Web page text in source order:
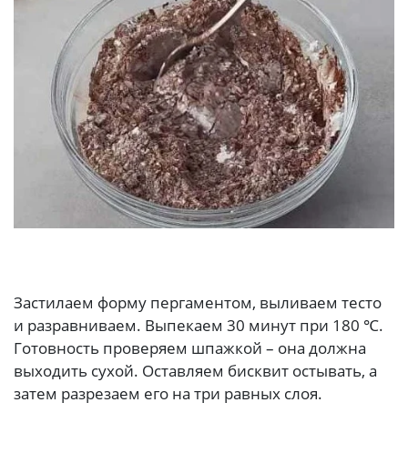
Застилаем форму пергаментом, выливаем тесто
и разравниваем. Выпекаем 30 минут при 180 ℃.
Готовность проверяем шпажкой – она должна
выходить сухой. Оставляем бисквит остывать, а
затем разрезаем его на три равных слоя.